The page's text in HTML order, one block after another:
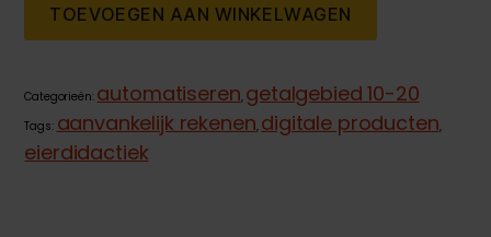
aantal
TOEVOEGEN AAN WINKELWAGEN
Categorieën: automatiseren, getalgebied 10-20
Tags: aanvankelijk rekenen, digitale producten,
eierdidactiek